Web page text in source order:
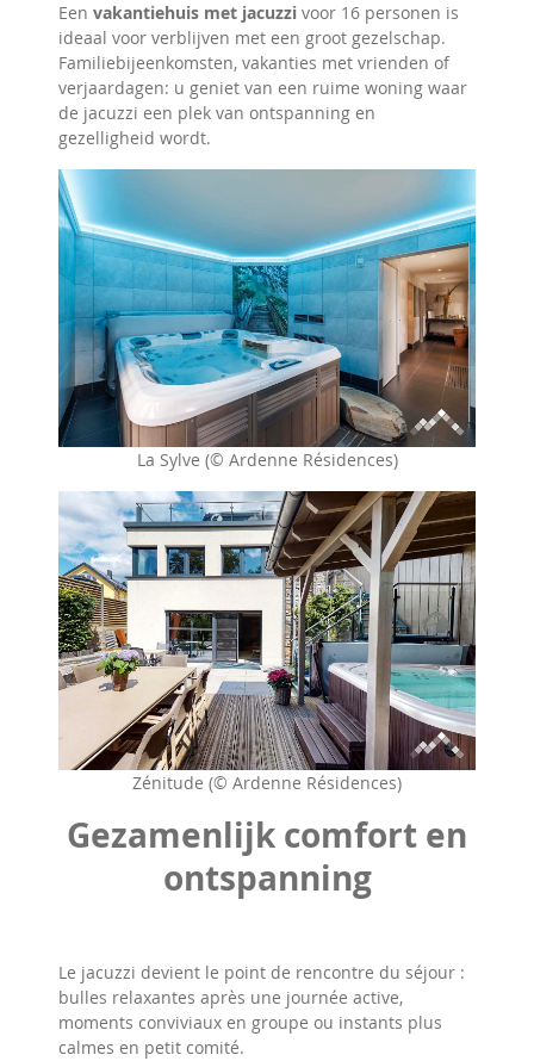
Een vakantiehuis met jacuzzi voor 16 personen is
ideaal voor verblijven met een groot gezelschap.
Familiebijeenkomsten, vakanties met vrienden of
verjaardagen: u geniet van een ruime woning waar
de jacuzzi een plek van ontspanning en
gezelligheid wordt.
La Sylve (© Ardenne Résidences)
Zénitude (© Ardenne Résidences)
Gezamenlijk comfort en
ontspanning
Le jacuzzi devient le point de rencontre du séjour :
bulles relaxantes après une journée active,
moments conviviaux en groupe ou instants plus
calmes en petit comité.